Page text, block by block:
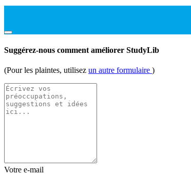
Suggérez-nous comment améliorer StudyLib
(Pour les plaintes, utilisez un autre formulaire )
Votre e-mail